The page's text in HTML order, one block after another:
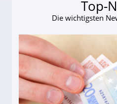
Top-
Die wichtigsten